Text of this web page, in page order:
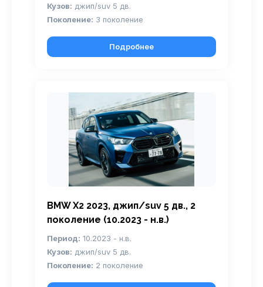
Кузов: джип/suv 5 дв.
Поколение: 3 поколение
Подробнее
BMW X2 2023, джип/suv 5 дв., 2
поколение (10.2023 - н.в.)
Период: 10.2023 - н.в.
Кузов: джип/suv 5 дв.
Поколение: 2 поколение